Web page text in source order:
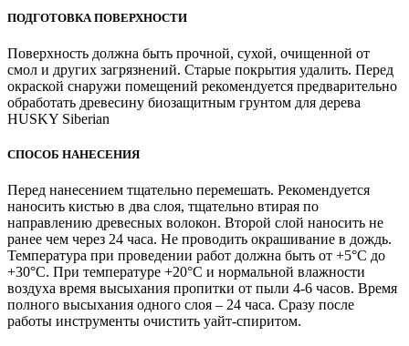
ПОДГОТОВКА ПОВЕРХНОСТИ
Поверхность должна быть прочной, сухой, очищенной от
смол и других загрязнений. Старые покрытия удалить. Перед
окраской снаружи помещений рекомендуется предварительно
обработать древесину биозащитным грунтом для дерева
HUSKY Siberian
СПОСОБ НАНЕСЕНИЯ
Перед нанесением тщательно перемешать. Рекомендуется
наносить кистью в два слоя, тщательно втирая по
направлению древесных волокон. Второй слой наносить не
ранее чем через 24 часа. Не проводить окрашивание в дождь.
Температура при проведении работ должна быть от +5°С до
+30°С. При температуре +20°С и нормальной влажности
воздуха время высыхания пропитки от пыли 4-6 часов. Время
полного высыхания одного слоя – 24 часа. Сразу после
работы инструменты очистить уайт-спиритом.